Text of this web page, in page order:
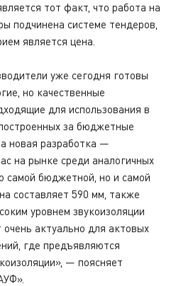
тот факт, что работа на
подчинена системе тендеров,
является цена.
уже сегодня готовы
но качественные
для использования в
за бюджетные
новая разработка —
на рынке среди аналогичных
самой бюджетной, но и самой
составляет 590 мм, также
уровнем звукоизоляции
актуально для актовых
где предъявляются
— поясняет